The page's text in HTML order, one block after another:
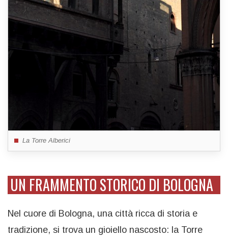
La Torre Alberici
UN FRAMMENTO STORICO DI BOLOGNA
Nel cuore di Bologna, una città ricca di storia e
tradizione, si trova un gioiello nascosto: la Torre